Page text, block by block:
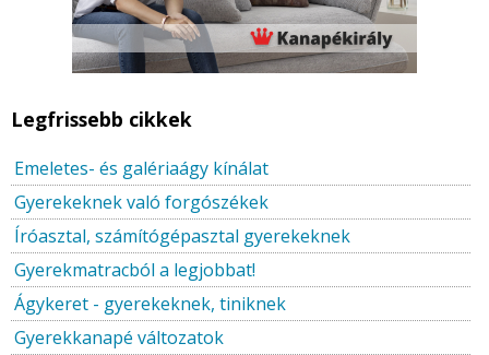
Legfrissebb cikkek
Emeletes- és galériaágy kínálat
Gyerekeknek való forgószékek
Íróasztal, számítógépasztal gyerekeknek
Gyerekmatracból a legjobbat!
Ágykeret - gyerekeknek, tiniknek
Gyerekkanapé változatok